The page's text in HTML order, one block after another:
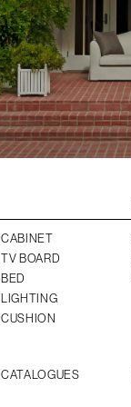
CABINET
TV BOARD
BED
LIGHTING
CUSHION
CATALOGUES